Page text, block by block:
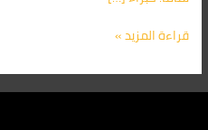
قراءة المزيد »